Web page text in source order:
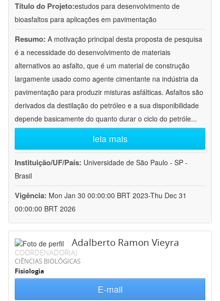
Título do Projeto:estudos para desenvolvimento de
bioasfaltos para aplicações em pavimentação
Resumo: A motivação principal desta proposta de pesquisa
é a necessidade do desenvolvimento de materiais
alternativos ao asfalto, que é um material de construção
largamente usado como agente cimentante na indústria da
pavimentação para produzir misturas asfálticas. Asfaltos são
derivados da destilação do petróleo e a sua disponibilidade
depende basicamente do quanto durar o ciclo do petróle...
leia mais
Instituição/UF/País: Universidade de São Paulo - SP -
Brasil
Vigência: Mon Jan 30 00:00:00 BRT 2023-Thu Dec 31
00:00:00 BRT 2026
Adalberto Ramon Vieyra
COORDENADOR(A)
CIÊNCIAS BIOLÓGICAS
Fisiologia
E-mail